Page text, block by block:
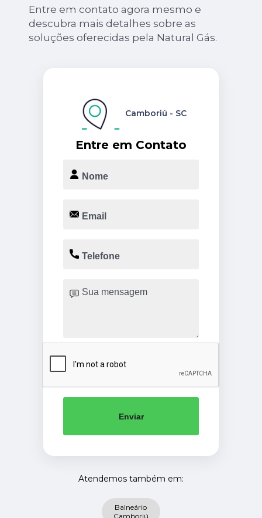
Entre em contato agora mesmo e
descubra mais detalhes sobre as
soluções oferecidas pela Natural Gás.
Entre em Contato
Camboriú - SC
Enviar
Atendemos também em:
Balneário
Camboriú